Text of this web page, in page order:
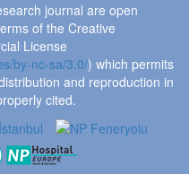
journal are open
of the Creative
License
by-nc-sa/3.0/) which permits
and reproduction in
cited.